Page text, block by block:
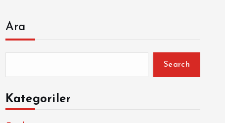
Ara
Search
Kategoriler